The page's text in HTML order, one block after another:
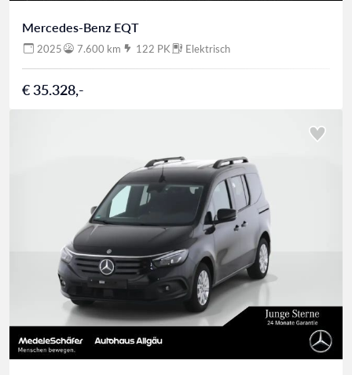
Mercedes-Benz EQT
2025 7.600 km 122 PK Elektrisch
€ 35.328,-